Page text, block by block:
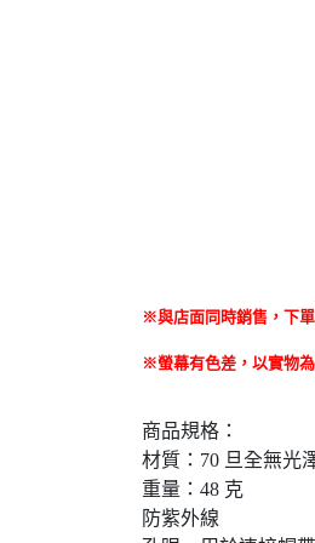
※與店面同時銷售 ， 下
※螢幕有色差，以實物
商品規格：
材質：70 旦全無光
重量：48 克
防紫外線